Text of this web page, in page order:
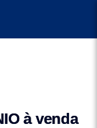
à venda